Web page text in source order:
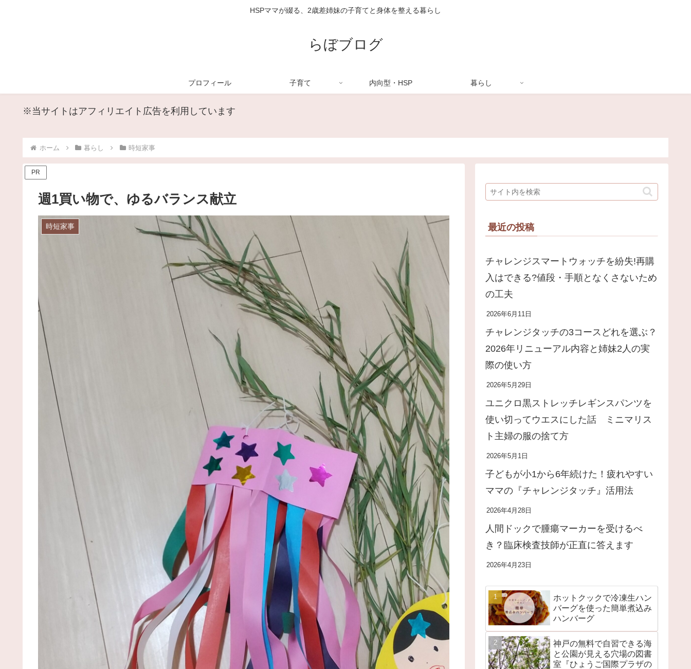
HSPママが綴る、2歳差姉妹の子育てと身体を整える暮らし
らぼブログ
プロフィール 子育て 内向型・HSP 暮らし
※当サイトはアフィリエイト広告を利用しています
ホーム 暮らし 時短家事
PR
週1買い物で、ゆるバランス献立
時短家事 最近の投稿
チャレンジスマートウォッチを紛失!再購
入はできる?値段・手順となくさないため
の工夫
2026年6月11日
チャレンジタッチの3コースどれを選ぶ？
2026年リニューアル内容と姉妹2人の実
際の使い方
2026年5月29日
ユニクロ黒ストレッチレギンスパンツを
使い切ってウエスにした話 ミニマリス
ト主婦の服の捨て方
2026年5月1日
子どもが小1から6年続けた！疲れやすい
ママの『チャレンジタッチ』活用法
2026年4月28日
人間ドックで腫瘍マーカーを受けるべ
き？臨床検査技師が正直に答えます
2026年4月23日
ホットクックで冷凍生ハン
バーグを使った簡単煮込み
ハンバーグ
神戸の無料で自習できる海
と公園が見える穴場の図書
室『ひょうご国際プラザの